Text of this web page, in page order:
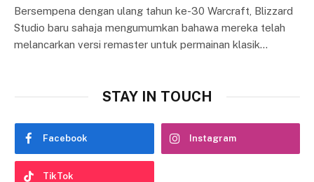
Bersempena dengan ulang tahun ke-30 Warcraft, Blizzard
Studio baru sahaja mengumumkan bahawa mereka telah
melancarkan versi remaster untuk permainan klasik…
STAY IN TOUCH
Facebook Instagram
TikTok